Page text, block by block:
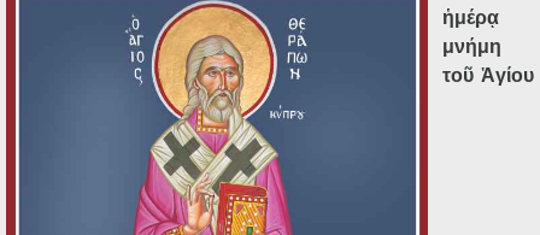
ἡμέρᾳ
μνήμη
τοῦ Ἁγίου